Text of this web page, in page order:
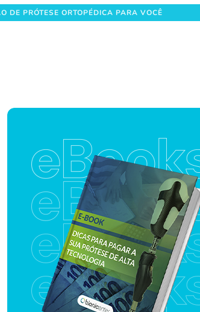
DE PRÓTESE ORTOPÉDICA PARA VOCÊ